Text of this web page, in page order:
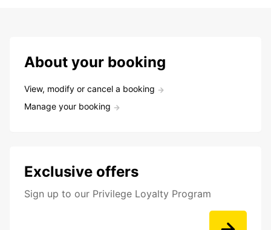
About your booking
View, modify or cancel a booking
Manage your booking
Exclusive offers
Sign up to our Privilege Loyalty Program